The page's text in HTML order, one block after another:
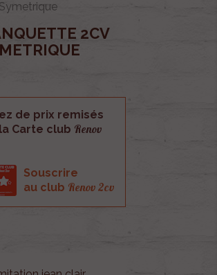
2CV
de prix remisés
Carte club Renov
Souscrire
au club Renov 2cv